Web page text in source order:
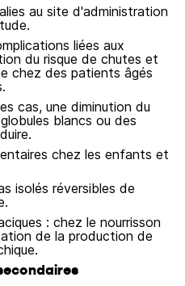
au site d'administration
liées aux
du risque de chutes et
chez des patients âgés
cas, une diminution du
blancs ou des
chez les enfants et
isolés réversibles de
: chez le nourrisson
de la production de